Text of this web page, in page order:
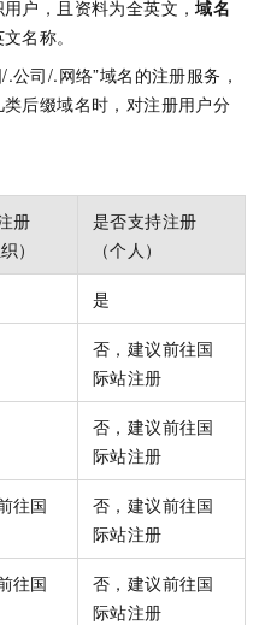
户，且资料为全英文，域名
名称。
公司/.网络”域名的注册服务，
后缀域名时，对注册用户分
册
）
是否支持注册
（个人）
是
否，建议前往国
际站注册
否，建议前往国
际站注册
往国
否，建议前往国
际站注册
往国
否，建议前往国
际站注册